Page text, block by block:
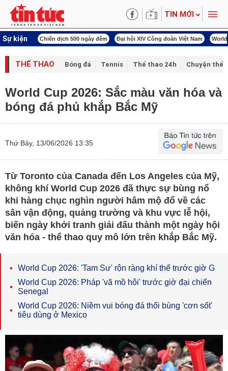
TIN MỚI
Sự kiện
mạng Chiến dịch 500 ngày đêm Đại hội XIV Công đoàn Việt Nam
THỂ THAO Bóng đá Tennis Thể thao 24h Chuyện thể
World Cup 2026: Sắc màu văn hóa và
bóng đá phủ khắp Bắc Mỹ
Thứ Bảy, 13/06/2026 13:35
Từ Toronto của Canada đến Los Angeles của Mỹ,
không khí World Cup 2026 đã thực sự bùng nổ
khi hàng chục nghìn người hâm mộ đổ về các
sân vận động, quảng trường và khu vực lễ hội,
biến ngày khởi tranh giải đấu thành một ngày hội
văn hóa - thể thao quy mô lớn trên khắp Bắc Mỹ.
World Cup 2026: 'Tam Sư' rộn ràng khí thế trước giờ G
World Cup 2026: Pháp 'vã mồ hôi' trước giờ đại chiến
Senegal
World Cup 2026: Niềm vui bóng đá thổi bùng 'cơn sốt'
tiêu dùng ở Mexico